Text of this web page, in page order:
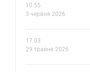
10.55
3 червня 2026
17.03
29 травня 2026